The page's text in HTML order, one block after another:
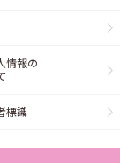
情報の
標識